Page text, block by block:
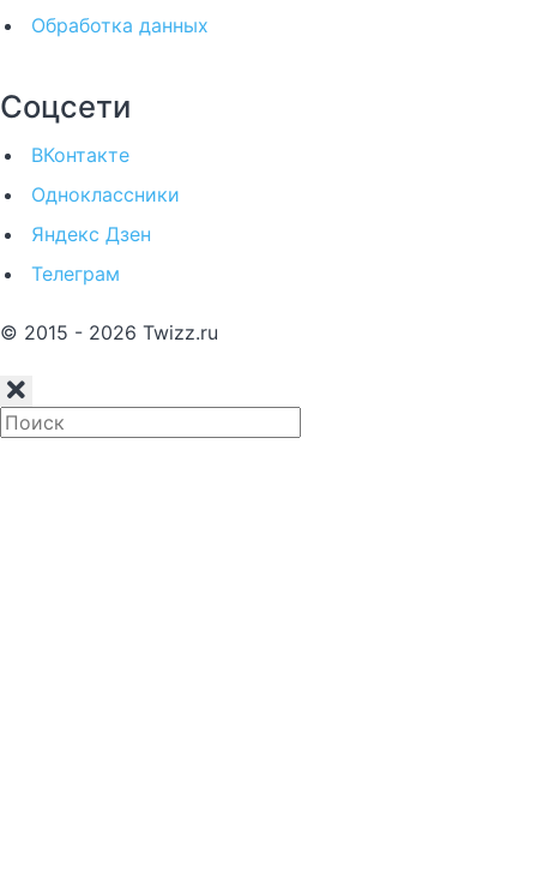
Обработка данных
Соцсети
ВКонтакте
Одноклассники
Яндекс Дзен
Телеграм
© 2015 - 2026 Twizz.ru